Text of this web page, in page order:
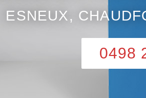
ESNEUX,
0498